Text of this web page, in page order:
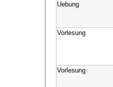
Uebung
Vorlesung
Vorlesung